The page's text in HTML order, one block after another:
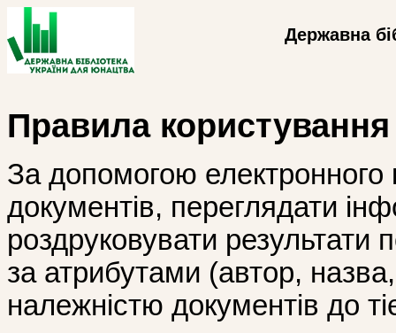
Державна
Правила
За допомогою
документів, переглядати
роздруковувати
за атрибутами (автор, назва,
належністю документів до